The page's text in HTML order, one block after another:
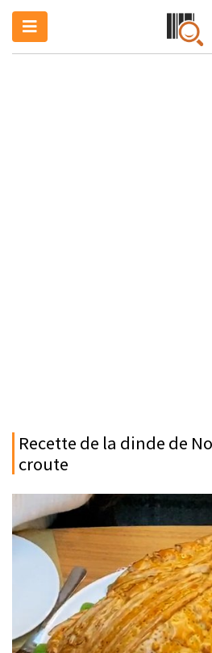
Recette de la dinde de
croute